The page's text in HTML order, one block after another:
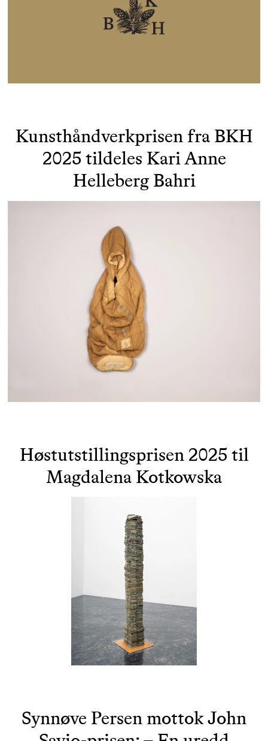
Kunsthåndverkprisen fra BKH
2025 tildeles Kari Anne
Helleberg Bahri
Høstutstillingsprisen 2025 til
Magdalena Kotkowska
Synnøve Persen mottok John